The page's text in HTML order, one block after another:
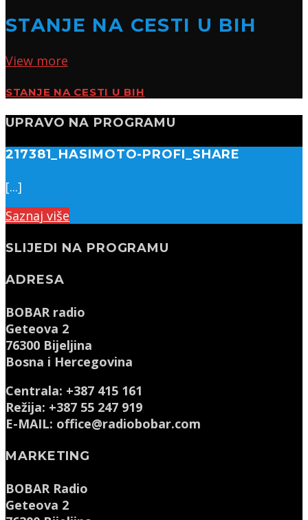
STANJE NA CESTI U BIH
View more
STANJE NA CESTI U BIH
UPRAVO NA PROGRAMU
217381_HASIMOTO-PROFI_SHARE
[...]
Saznaj više
SLIJEDI NA PROGRAMU
ADRESA
BOBAR radio
Geteova 2
76300 Bijeljina
Bosna i Hercegovina
Centrala: +387 415 161
Režija: +387 55 247 919
E-MAIL: office@radiobobar.com
MARKETING
BOBAR Radio
Geteova 2